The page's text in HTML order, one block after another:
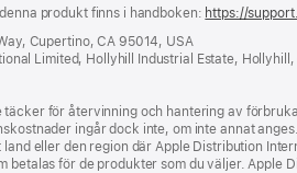
produkt finns i handboken: https://
Cupertino, CA 95014, USA
Limited, Hollyhill Industrial Estate,
täcker för återvinning och hantering av
ingår dock inte, om inte annat
eller den region där Apple Distribution
betalas för de produkter som du väljer. Apple